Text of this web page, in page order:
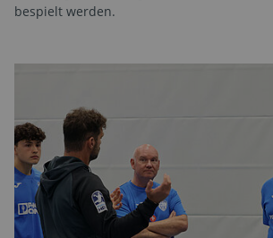
bespielt werden.